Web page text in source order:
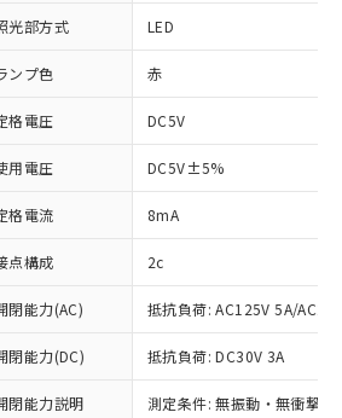
光部方式 LED
ンプ色 赤
格電圧 DC5V
用電圧 DC5V±5%
格電流 8mA
点構成 2c
閉能力(AC) 抵抗負荷: AC125V 5A/
閉能力(DC) 抵抗負荷: DC30V 3A
閉能力説明 測定条件: 無振動・無衝撃